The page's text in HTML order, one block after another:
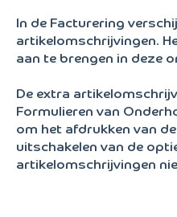
In de Facturering
artikelomschrijvingen.
aan te brengen in deze
De extra
Formulieren van
om het afdrukken van
uitschakelen van de
artikelomschrijvingen